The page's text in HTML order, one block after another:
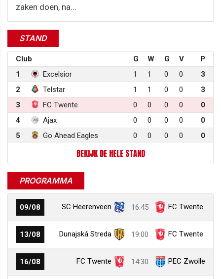
zaken doen, na...
STAND
Club G W G V
P
1
Excelsior 1 1 0 0
3
2
Telstar 1 1 0 0
3
3
FC Twente 0 0 0 0
0
4
Ajax 0 0 0 0
0
5
Go Ahead Eagles 0 0 0 0 0
BEKIJK DE HELE STAND
PROGRAMMA
09/08 SC Heerenveen 16:45 FC Twente
13/08 Dunajská Streda 19:00 FC Twente
16/08 FC Twente 14:30 PEC Zwolle